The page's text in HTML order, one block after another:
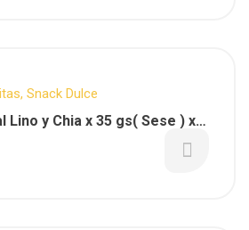
, Snack Dulce
Lino y Chia x 35 gs( Sese ) x 1